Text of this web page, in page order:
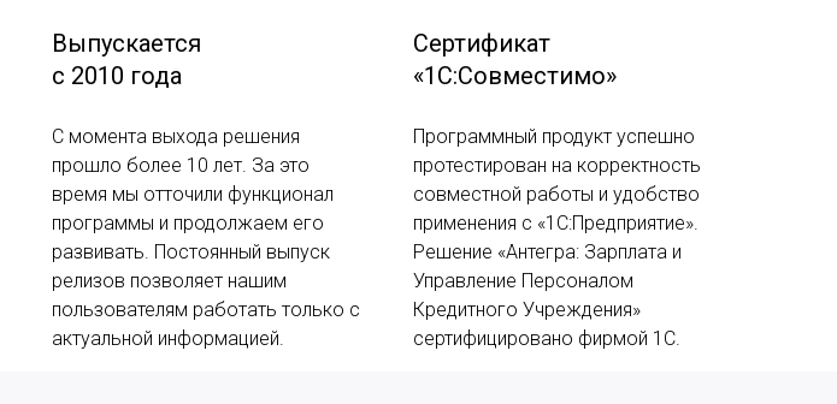
Выпускается
с 2010 года
С момента выхода решения
прошло более 10 лет. За это
время мы отточили функционал
программы и продолжаем его
развивать. Постоянный выпуск
релизов позволяет нашим
пользователям работать только с
актуальной информацией.
Сертификат
«1С:Совместимо»
Программный продукт успешно
протестирован на корректность
совместной работы и удобство
применения c «1С:Предприятие».
Решение «Антегра: Зарплата и
Управление Персоналом
Кредитного Учреждения»
сертифицировано фирмой 1С.